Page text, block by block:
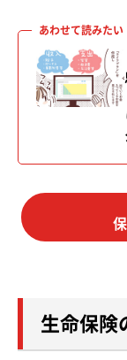
生命保険